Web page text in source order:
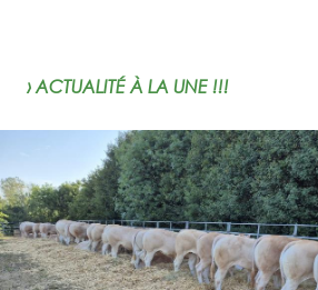
› ACTUALITÉ À LA UNE !!!